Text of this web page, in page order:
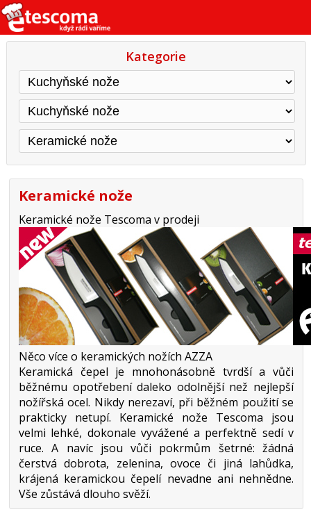
Kategorie
Keramické nože
Keramické nože Tescoma v prodeji
Něco více o keramických nožích AZZA
Keramická čepel je mnohonásobně tvrdší a vůči
běžnému opotřebení daleko odolnější než nejlepší
nožířská ocel. Nikdy nerezaví, při běžném použití se
prakticky netupí. Keramické nože Tescoma jsou
velmi lehké, dokonale vyvážené a perfektně sedí v
ruce. A navíc jsou vůči pokrmům šetrné: žádná
čerstvá dobrota, zelenina, ovoce či jiná lahůdka,
krájená keramickou čepelí nevadne ani nehnědne.
Vše zůstává dlouho svěží.